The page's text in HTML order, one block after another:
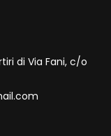
di Via Fani, c/o